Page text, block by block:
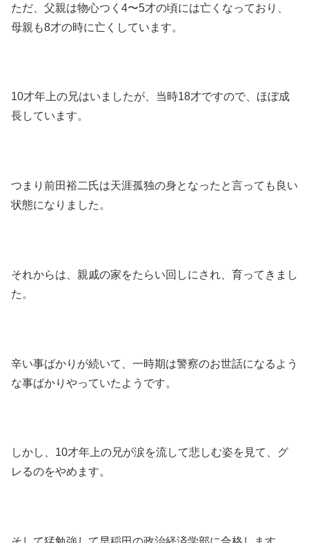
ただ、父親は物心つく4〜5才の頃には亡くなっており、
母親も8才の時に亡くしています。
10才年上の兄はいましたが、当時18才ですので、ほぼ成
長しています。
つまり前田裕二氏は天涯孤独の身となったと言っても良い
状態になりました。
それからは、親戚の家をたらい回しにされ、育ってきまし
た。
辛い事ばかりが続いて、一時期は警察のお世話になるよう
な事ばかりやっていたようです。
しかし、10才年上の兄が涙を流して悲しむ姿を見て、グ
レるのをやめます。